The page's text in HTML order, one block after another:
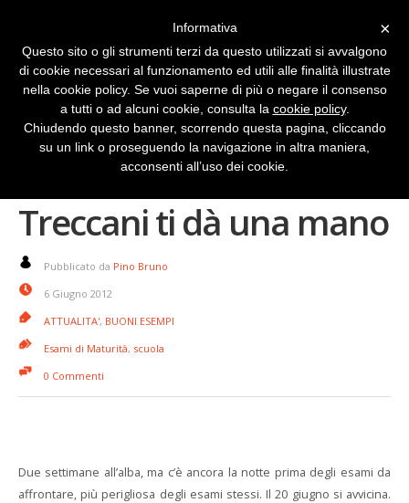
Maturità 2012 la
Treccani ti dà una mano
Pubblicato da Pino Bruno
6 Giugno 2012
ATTUALITA', BUONI ESEMPI
Esami di Maturità, scuola
0 Commenti
Due settimane all’alba, ma c’è ancora la notte prima degli esami da
affrontare, più perigliosa degli esami stessi. Il 20 giugno si avvicina.
×
Informativa
Questo sito o gli strumenti terzi da questo utilizzati si avvalgono
di cookie necessari al funzionamento ed utili alle finalità illustrate
nella cookie policy. Se vuoi saperne di più o negare il consenso
a tutti o ad alcuni cookie, consulta la cookie policy.
Chiudendo questo banner, scorrendo questa pagina, cliccando
su un link o proseguendo la navigazione in altra maniera,
acconsenti all’uso dei cookie.